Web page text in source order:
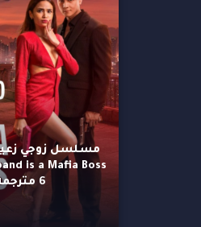
6 مترجمة